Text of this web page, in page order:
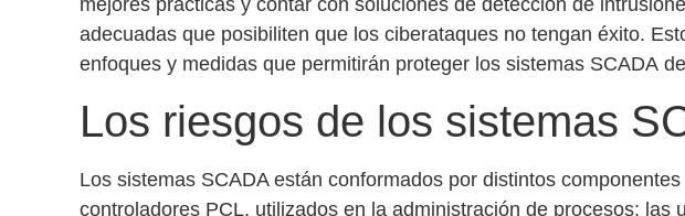
adecuadas que posibiliten que los ciberataques no tengan éxito.
enfoques y medidas que permitirán proteger los sistemas SCADA
Los riesgos de los sistemas
Los sistemas SCADA están conformados por distintos
controladores PCL, utilizados en la administración de procesos; las